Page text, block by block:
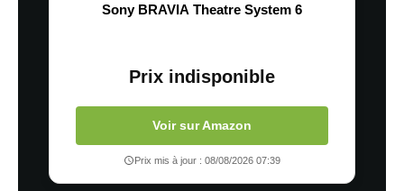
Sony BRAVIA Theatre System 6
Prix indisponible
Voir sur Amazon
Prix mis à jour : 08/08/2026 07:39